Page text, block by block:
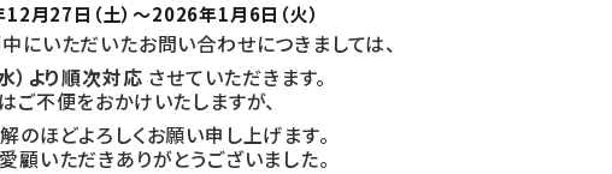
月27日（土）～2026年1月6日（火）
にいただいたお問い合わせにつきましては、
）より順次対応 させていただきます。
ご不便をおかけいたしますが、
のほどよろしくお願い申し上げます。
顧いただきありがとうございました。